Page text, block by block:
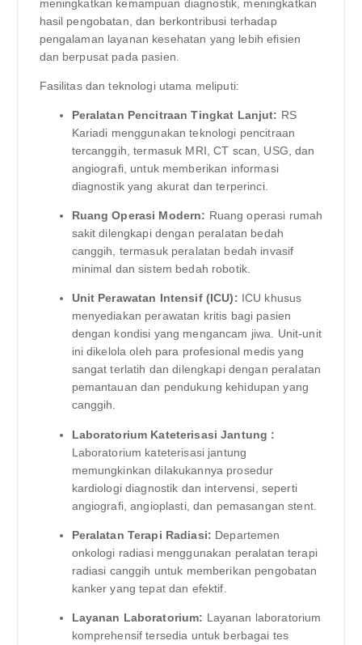
meningkatkan kemampuan diagnostik, meningkatkan
hasil pengobatan, dan berkontribusi terhadap
pengalaman layanan kesehatan yang lebih efisien
dan berpusat pada pasien.
Fasilitas dan teknologi utama meliputi:
Peralatan Pencitraan Tingkat Lanjut: RS
Kariadi menggunakan teknologi pencitraan
tercanggih, termasuk MRI, CT scan, USG, dan
angiografi, untuk memberikan informasi
diagnostik yang akurat dan terperinci.
Ruang Operasi Modern: Ruang operasi rumah
sakit dilengkapi dengan peralatan bedah
canggih, termasuk peralatan bedah invasif
minimal dan sistem bedah robotik.
Unit Perawatan Intensif (ICU): ICU khusus
menyediakan perawatan kritis bagi pasien
dengan kondisi yang mengancam jiwa. Unit-unit
ini dikelola oleh para profesional medis yang
sangat terlatih dan dilengkapi dengan peralatan
pemantauan dan pendukung kehidupan yang
canggih.
Laboratorium Kateterisasi Jantung :
Laboratorium kateterisasi jantung
memungkinkan dilakukannya prosedur
kardiologi diagnostik dan intervensi, seperti
angiografi, angioplasti, dan pemasangan stent.
Peralatan Terapi Radiasi: Departemen
onkologi radiasi menggunakan peralatan terapi
radiasi canggih untuk memberikan pengobatan
kanker yang tepat dan efektif.
Layanan Laboratorium: Layanan laboratorium
komprehensif tersedia untuk berbagai tes